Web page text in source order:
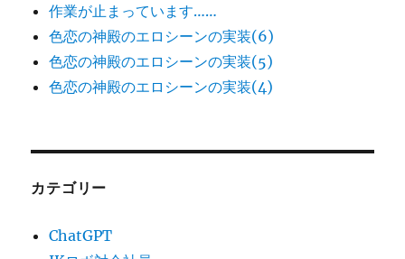
作業が止まっています……
色恋の神殿のエロシーンの実装(6)
色恋の神殿のエロシーンの実装(5)
色恋の神殿のエロシーンの実装(4)
カテゴリー
ChatGPT